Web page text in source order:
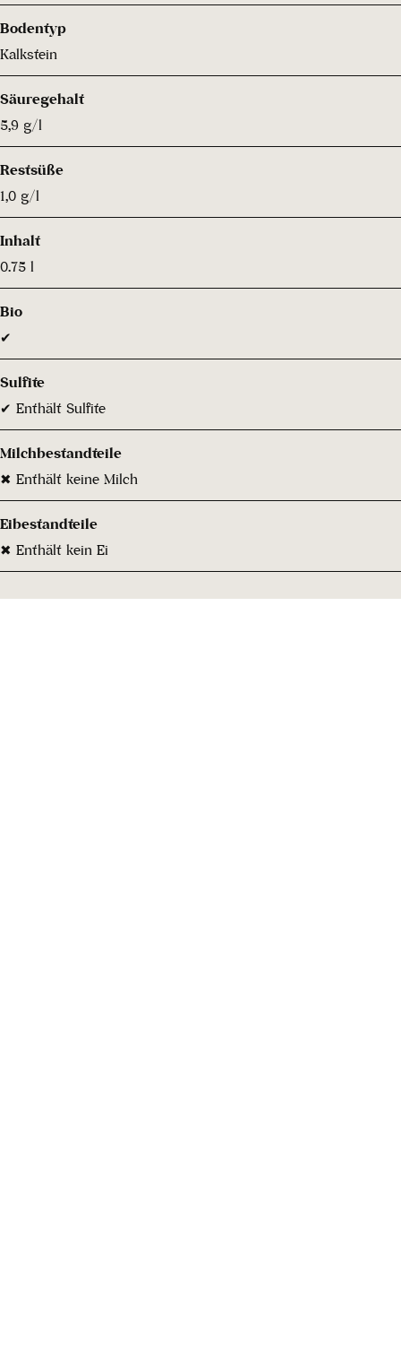
Bodentyp
Kalkstein
Säuregehalt
5,9 g/l
Restsüße
1,0 g/l
Inhalt
0.75 l
Bio
✔
Sulfite
✔ Enthält Sulfite
Milchbestandteile
✖ Enthält keine Milch
Eibestandteile
✖ Enthält kein Ei